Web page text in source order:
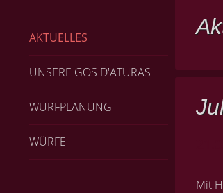
Mit
AKTUELLES
UNSERE GOS D'ATURAS
WURFPLANUNG
WÜRFE